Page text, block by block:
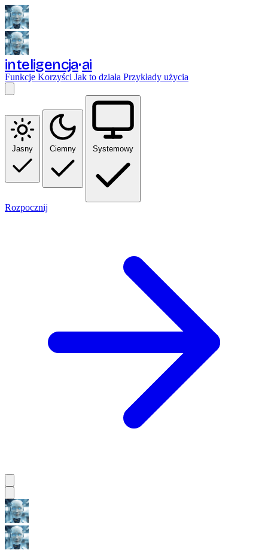
inteligencja ai
Funkcje Korzyści Jak to działa Przykłady użycia
Jasny Ciemny Systemowy
Rozpocznij